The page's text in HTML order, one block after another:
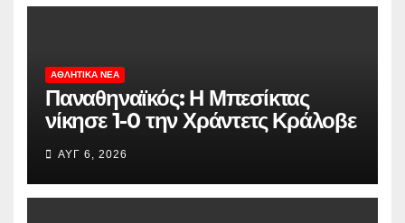
ΑΘΛΗΤΙΚΆ ΝΈΑ
Παναθηναϊκός: Η Μπεσίκτας
νίκησε 1-0 την Χράντετς Κράλοβε
και την «έσπρωξε» προς το
δρόμο του «τριφυλλιού»
ΑΥΓ 6, 2026